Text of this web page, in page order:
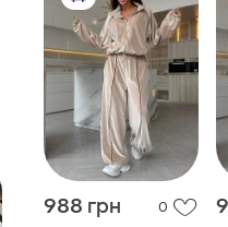
988 грн 0